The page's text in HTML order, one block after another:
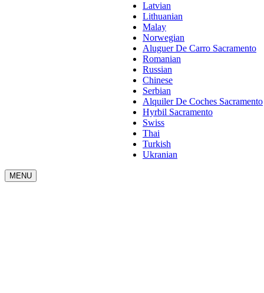
Latvian
Lithuanian
Malay
Norwegian
Aluguer De Carro Sacramento
Romanian
Russian
Chinese
Serbian
Alquiler De Coches Sacramento
Hyrbil Sacramento
Swiss
Thai
Turkish
Ukranian